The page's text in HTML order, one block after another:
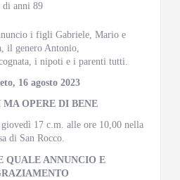
di anni 89
i figli Gabriele, Mario e
il genero Antonio,
i nipoti e i parenti tutti.
16 agosto 2023
OPERE DI BENE
17 c.m. alle ore 10,00 nella
di San Rocco.
QUALE ANNUNCIO E